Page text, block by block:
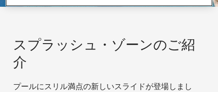
スプラッシュ・ゾーンのご紹
介
プールにスリル満点の新しいスライドが登場しまし